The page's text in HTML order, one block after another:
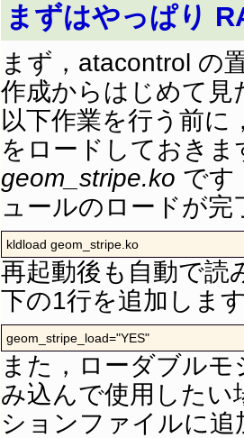
まずはやっぱり
まず，atacontrol の
作成からはじめて見
以下作業を行う前に
をロードしておき
geom_stripe.ko です
ュールのロードが完
kldload geom_stripe.ko
再起動後も自動で読
下の1行を追加しま
geom_stripe_load="YES"
また，ローダブル
み込んで使用したい
ションファイルに